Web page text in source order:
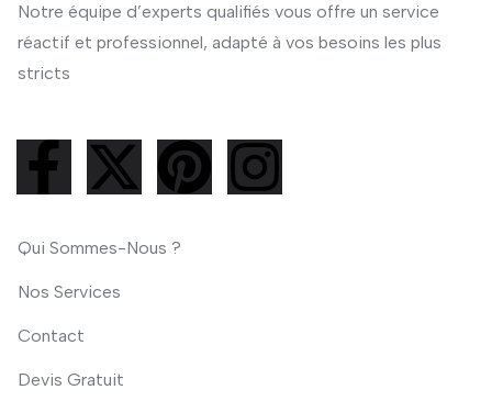
Notre équipe d’experts qualifiés vous offre un service
réactif et professionnel, adapté à vos besoins les plus
stricts
Qui Sommes-Nous ?
Nos Services
Contact
Devis Gratuit